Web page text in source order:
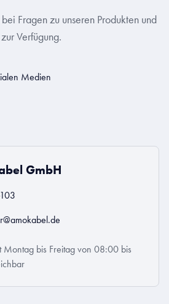
Fragen zu unseren Produkten und
Verfügung.
Medien
GmbH
Montag bis Freitag von 08:00 bis